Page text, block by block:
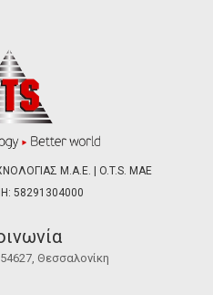
Μ.Α.Ε. | O.T.S. ΜΑΕ
58291304000
Θεσσαλονίκη